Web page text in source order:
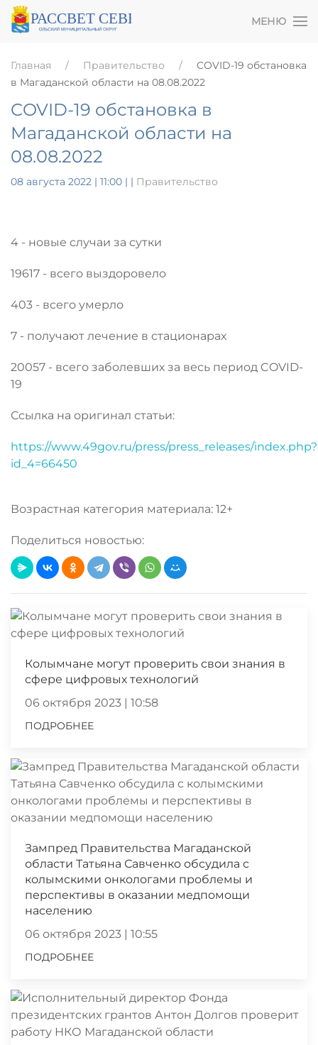
МЕНЮ
Главная Правительство
COVID-19 обстановка
в Магаданской области на 08.08.2022
COVID-19 обстановка в
Магаданской области на
08.08.2022
08 августа 2022 | 11:00 | | Правительство
4 - новые случаи за сутки
19617 - всего выздоровело
403 - всего умерло
7 - получают лечение в стационарах
20057 - всего заболевших за весь период COVID-
19
Ссылка на оригинал статьи:
https://www.49gov.ru/press/press_releases/index.php?
id_4=66450
Возрастная категория материала: 12+
Поделиться новостью:
Колымчане могут проверить свои знания в
сфере цифровых технологий
06 октября 2023 | 10:58
ПОДРОБНЕЕ
Зампред Правительства Магаданской
области Татьяна Савченко обсудила с
колымскими онкологами проблемы и
перспективы в оказании медпомощи
населению
06 октября 2023 | 10:55
ПОДРОБНЕЕ